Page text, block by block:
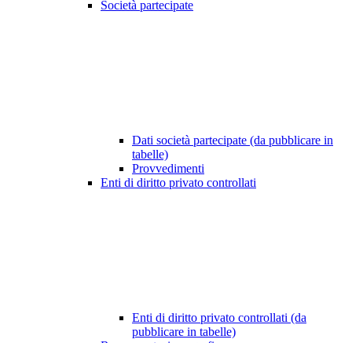
Società partecipate
Dati società partecipate (da pubblicare in
tabelle)
Provvedimenti
Enti di diritto privato controllati
Enti di diritto privato controllati (da
pubblicare in tabelle)